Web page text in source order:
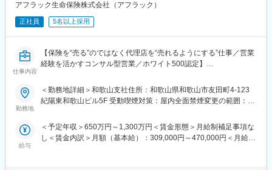
■1日の流れ
9時：朝礼、チーム内での事例共有など
12時：ランチ
13時：データ分析、提案資料の作成
17時：帰社、事務作業、翌日の準備
18時：退社
入社後は全体研修の後、支社配属となり、商談同行や、資料作成
のサポートからお任せします。中途入社社員も早期に馴染めるよ
アフラック生命保険株式会社（アフラック）
正社員 5名以上採用
仕事内容
【保険を“売る”のではなく代理店を“売れるようにする”仕事／営業
経験を活かすコンサル型営業／ホワイト500認定】
全国8000店以上の販売代理店や提携金融機関がお客様により良い
保険提案ができるよう、販売促進や経営課題解決のためのコンサ
■業務詳細
・販売戦略の立案
勤務地
＜勤務地詳細＞和歌山支社住所：和歌山県和歌山市友田町4-123
紀陽東和歌山ビル5F 受動喫煙対策：屋内全面禁煙変更の範囲：会
給与
＜予定年収＞650万円～1,300万円＜賃金形態＞月給制補足事項な
し＜賃金内訳＞月額（基本給）：309,000円～470,000円＜月給＞